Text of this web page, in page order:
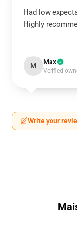
Had low
Highly
M Max
Verified
Write your